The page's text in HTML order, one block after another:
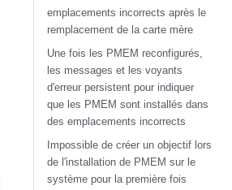
emplacements incorrects après le
remplacement de la carte mère
Une fois les PMEM reconfigurés,
les messages et les voyants
d'erreur persistent pour indiquer
que les PMEM sont installés dans
des emplacements incorrects
Impossible de créer un objectif lors
de l'installation de PMEM sur le
système pour la première fois